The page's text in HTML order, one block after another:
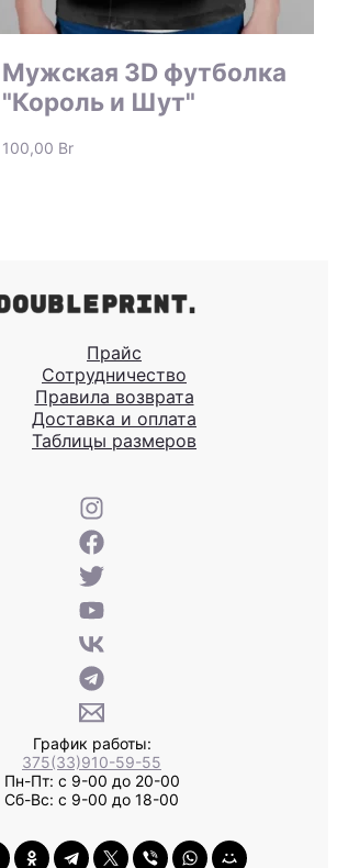
Мужская 3D футболка
"Король и Шут"
100,00 Br
Прайс
Сотрудничество
Правила возврата
Доставка и оплата
Таблицы размеров
График работы:
375(33)910-59-55
Пн-Пт: с 9-00 до 20-00
Сб-Вс: с 9-00 до 18-00